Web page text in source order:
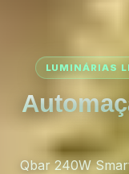
LUMINÁRIAS
Qbar 240W